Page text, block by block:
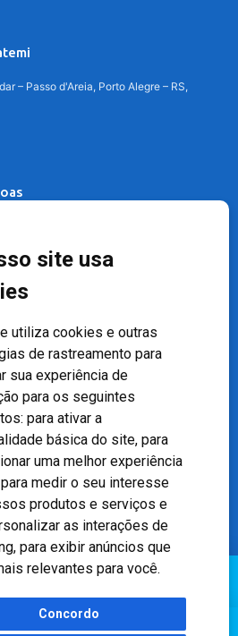
site usa
utiliza cookies e outras
de rastreamento para
sua experiência de
para os seguintes
para ativar a
básica do site, para
uma melhor experiência
para medir o seu interesse
produtos e serviços e
as interações de
, para exibir anúncios que
relevantes para você.
Concordo
– Passo d'Areia, Porto Alegre – RS,
Canoas – RS, 92010-010
- 3º andar - Teresópolis, Porto Alegre -
andar – Floresta, Porto Alegre – RS,
Luiz Antonio Nasi - CREMERS 11217
Vento - Registro Empresa (CRM-RS): 425